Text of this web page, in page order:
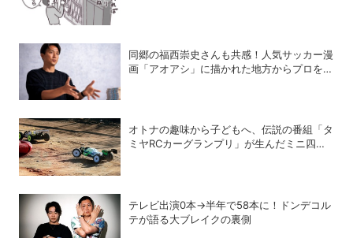
同郷の福西崇史さんも共感！人気サッカー漫
画「アオアシ」に描かれた地方からプロを目
オトナの趣味から子どもへ、伝説の番組「タ
ミヤRCカーグランプリ」が生んだミニ四駆
テレビ出演0本→半年で58本に！ドンデコル
テが語る大ブレイクの裏側